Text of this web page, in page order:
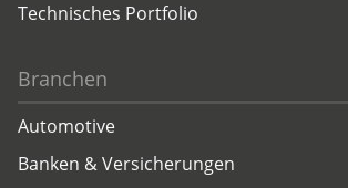
Technisches Portfolio
Branchen
Automotive
Banken & Versicherungen